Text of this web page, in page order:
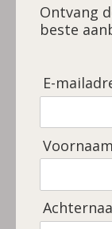
Ontvang
beste
E-
Voornaam